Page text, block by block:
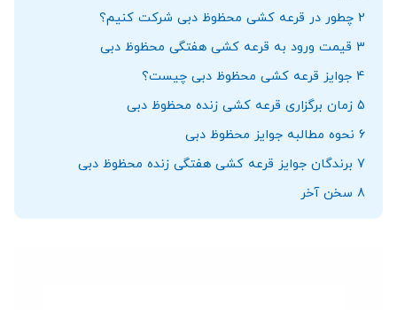
2 چطور در قرعه کشی محظوظ دبی شرکت کنیم؟
3 قیمت ورود به قرعه کشی هفتگی محظوظ دبی
4 جوایز قرعه کشی محظوظ دبی چیست؟
5 زمان برگزاری قرعه کشی زنده محظوظ دبی
6 نحوه مطالبه جوایز محظوظ دبی
7 برندگان جوایز قرعه کشی هفتگی زنده محظوظ دبی
8 سخن آخر